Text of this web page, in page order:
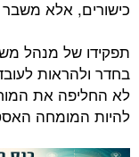
כישורים, אלא
תפקידו של מנהל
בחדר ולהראות
לא החליפה את
להיות המומחה